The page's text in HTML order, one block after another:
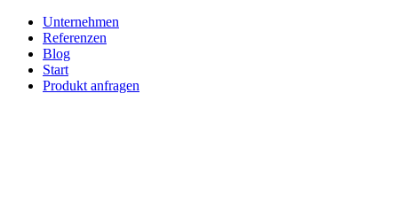
Unternehmen
Referenzen
Blog
Start
Produkt anfragen